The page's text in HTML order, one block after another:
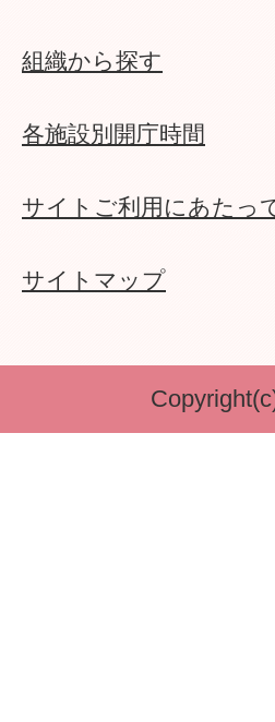
組織から探す
各施設別開庁時間
サイトご利用にあたっ
サイトマップ